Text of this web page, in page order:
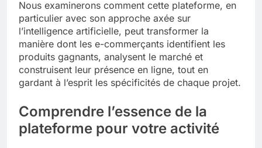
Nous examinerons comment cette plateforme, en
particulier avec son approche axée sur
l’intelligence artificielle, peut transformer la
manière dont les e-commerçants identifient les
produits gagnants, analysent le marché et
construisent leur présence en ligne, tout en
gardant à l’esprit les spécificités de chaque projet.
Comprendre l’essence de la
plateforme pour votre activité